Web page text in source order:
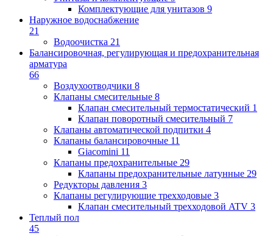
Комплектующие для унитазов 9
Наружное водоснабжение
21
Водоочистка 21
Балансировочная, регулирующая и предохранительная
арматура
66
Воздухоотводчики 8
Клапаны cмесительные 8
Клапан cмесительный термостатический 1
Клапан поворотный cмесительный 7
Клапаны автоматической подпитки 4
Клапаны балансировочные 11
Giacomini 11
Клапаны предохранительные 29
Клапаны предохранительные латунные 29
Редукторы давления 3
Клапаны регулирующие трехходовые 3
Клапан смесительный трехходовой ATV 3
Теплый пол
45